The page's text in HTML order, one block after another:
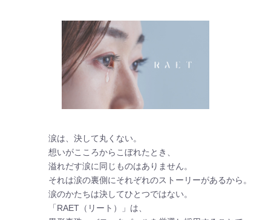
涙は、決して丸くない。
想いがこころからこぼれたとき、
溢れだす涙に同じものはありません。
それは涙の裏側にそれぞれのストーリーがあるから。
涙のかたちは決してひとつではない。
「RAET（リート）」は、